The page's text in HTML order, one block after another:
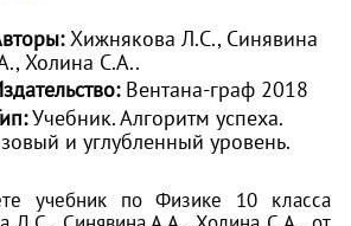
Хижнякова Л.С., Синявина
Холина С.А..
Вентана-граф 2018
Учебник. Алгоритм успеха.
и углубленный уровень.
учебник по Физике 10 класса